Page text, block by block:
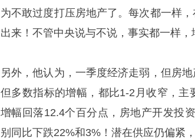
为不敢过度打压房地产了。每次都一样
出来！不管中央说与不说，事实都一样，
另外，他认为，一季度经济走弱，但房
但多数指标的增幅，都比1-2月收窄，
增幅回落12.4个百分点，房地产开发投
别同比下跌22%和3%！潜在供应仍偏紧